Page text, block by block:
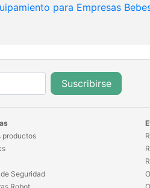
para Empresas
Suscribirse
productos
Seguridad